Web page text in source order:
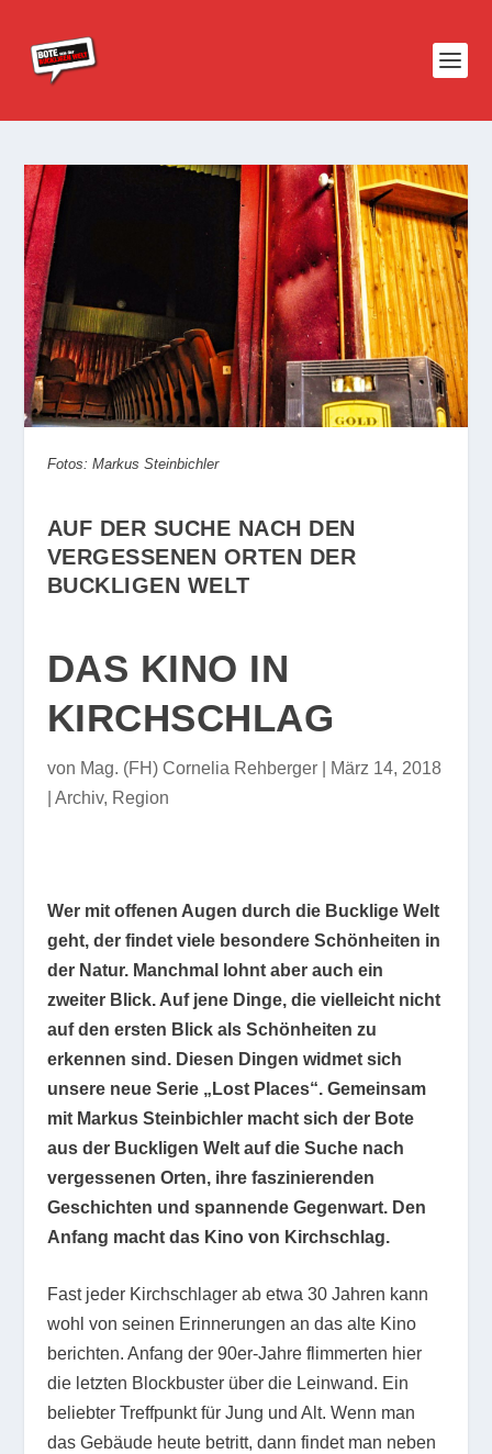
Fotos: Markus Steinbichler
AUF DER SUCHE NACH DEN
VERGESSENEN ORTEN DER
BUCKLIGEN WELT
DAS KINO IN
KIRCHSCHLAG
von Mag. (FH) Cornelia Rehberger|
März 14, 2018
Archiv, Region
Wer mit offenen Augen durch die Bucklige Welt
geht, der findet viele besondere Schönheiten in
der Natur. Manchmal lohnt aber auch ein
zweiter Blick. Auf jene Dinge, die vielleicht nicht
auf den ersten Blick als Schönheiten zu
erkennen sind. Diesen Dingen widmet sich
unsere neue Serie „Lost Places“. Gemeinsam
mit Markus Steinbichler macht sich der Bote
aus der Buckligen Welt auf die Suche nach
vergessenen Orten, ihre faszinierenden
Geschichten und spannende Gegenwart. Den
Anfang macht das Kino von Kirchschlag.
Fast jeder Kirchschlager ab etwa 30 Jahren kann
wohl von seinen Erinnerungen an das alte Kino
berichten. Anfang der 90er-Jahre flimmerten hier
die letzten Blockbuster über die Leinwand. Ein
beliebter Treffpunkt für Jung und Alt. Wenn man
das Gebäude heute betritt, dann findet man neben